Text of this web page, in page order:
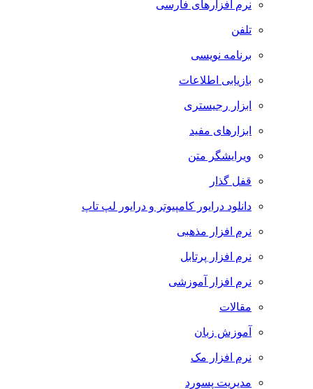
نرم افزارهای فارسی
تلفن
برنامه نویسی
بازیابی اطلاعات
ابزار رجیستری
ابزارهای مفید
ویرایشگر متن
قفل گذار
دانلود درایور کامپیوتر و درایور لپ تاپ
نرم افزار مذهبی
نرم افزار پرتابل
نرم افزار آموزشی
مقالات
آموزش زبان
نرم افزار مک
مدیریت پسورد